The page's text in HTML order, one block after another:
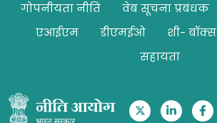
गोपनीयता नीति
वेब सूचना प्रबंधक
एआईएम
डीएमईओ शी- बॉक्स
सहायता